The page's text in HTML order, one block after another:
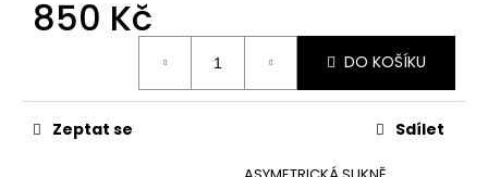
850 Kč
DO KOŠÍKU
Zeptat se Sdílet